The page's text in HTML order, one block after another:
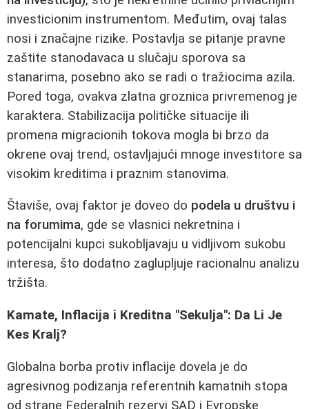
investicionim instrumentom. Međutim, ovaj talas
nosi i značajne rizike. Postavlja se pitanje pravne
zaštite stanodavaca u slučaju sporova sa
stanarima, posebno ako se radi o tražiocima azila.
Pored toga, ovakva zlatna groznica privremenog je
karaktera. Stabilizacija političke situacije ili
promena migracionih tokova mogla bi brzo da
okrene ovaj trend, ostavljajući mnoge investitore sa
visokim kreditima i praznim stanovima.
Štaviše, ovaj faktor je doveo do podela u društvu i
na forumima, gde se vlasnici nekretnina i
potencijalni kupci sukobljavaju u vidljivom sukobu
interesa, što dodatno zaglupljuje racionalnu analizu
tržišta.
Kamate, Inflacija i Kreditna "Sekulja": Da Li Je
Kes Kralj?
Globalna borba protiv inflacije dovela je do
agresivnog podizanja referentnih kamatnih stopa
od strane Federalnih rezervi SAD i Evropske